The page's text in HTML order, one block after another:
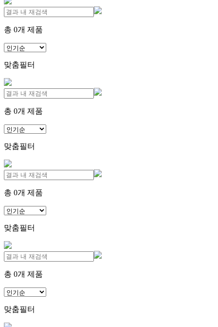
총 0개 제품
맞춤필터
총 0개 제품
맞춤필터
총 0개 제품
맞춤필터
총 0개 제품
맞춤필터